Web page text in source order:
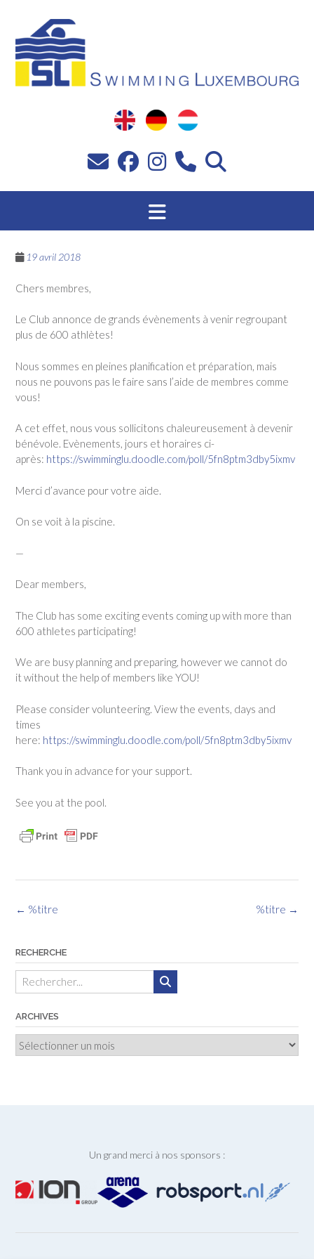
contenu
19 avril 2018
Chers membres,
Le Club annonce de grands évènements à venir regroupant
plus de 600 athlètes!
Nous sommes en pleines planification et préparation, mais
nous ne pouvons pas le faire sans l’aide de membres comme
vous!
A cet effet, nous vous sollicitons chaleureusement à devenir
bénévole. Evènements, jours et horaires ci-
après: https://swimminglu.doodle.com/poll/5fn8ptm3dby5ixmv
Merci d’avance pour votre aide.
On se voit à la piscine.
—
Dear members,
The Club has some exciting events coming up with more than
600 athletes participating!
We are busy planning and preparing, however we cannot do
it without the help of members like YOU!
Please consider volunteering. View the events, days and
times
here: https://swimminglu.doodle.com/poll/5fn8ptm3dby5ixmv
Thank you in advance for your support.
See you at the pool.
Navigation
%titre →
← %titre
RECHERCHE
ARCHIVES
Archives
Un grand merci à nos sponsors :